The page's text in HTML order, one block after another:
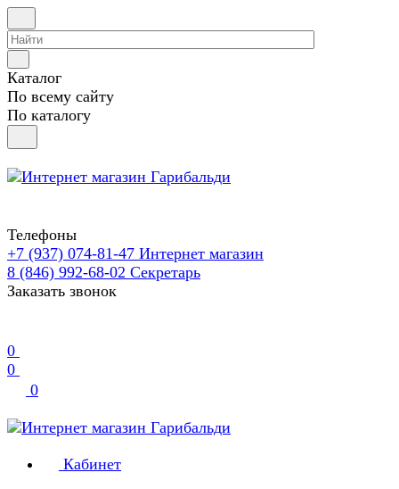
Каталог
По всему сайту
По каталогу
Телефоны
+7 (937) 074-81-47 Интернет магазин
8 (846) 992-68-02 Секретарь
Заказать звонок
0
0
0
Кабинет